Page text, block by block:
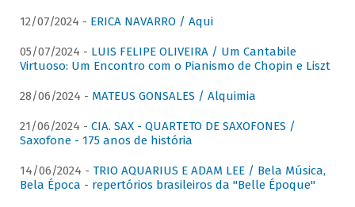
12/07/2024 - ERICA NAVARRO / Aqui
05/07/2024 - LUIS FELIPE OLIVEIRA / Um Cantabile
Virtuoso: Um Encontro com o Pianismo de Chopin e Liszt
28/06/2024 - MATEUS GONSALES / Alquimia
21/06/2024 - CIA. SAX - QUARTETO DE SAXOFONES /
Saxofone - 175 anos de história
14/06/2024 - TRIO AQUARIUS E ADAM LEE / Bela Música,
Bela Época - repertórios brasileiros da "Belle Époque"